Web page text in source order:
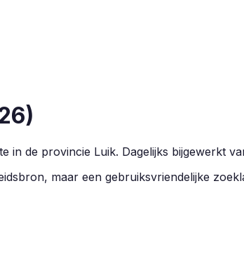
)
in de provincie Luik. Dagelijks bijgewerkt
maar een gebruiksvriendelijke